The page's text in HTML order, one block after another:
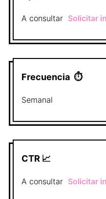
A consultar Solicitar
Frecuencia ⏱
Semanal
CTR 📈
A consultar Solicitar